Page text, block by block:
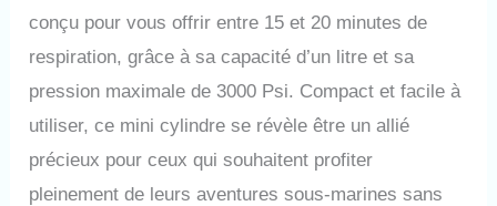
conçu pour vous offrir entre 15 et 20 minutes de
respiration, grâce à sa capacité d’un litre et sa
pression maximale de 3000 Psi. Compact et facile à
utiliser, ce mini cylindre se révèle être un allié
précieux pour ceux qui souhaitent profiter
pleinement de leurs aventures sous-marines sans